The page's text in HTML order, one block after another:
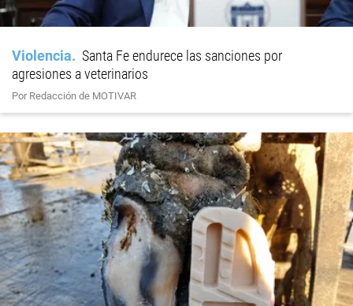
Violencia
Santa Fe endurece las sanciones por
agresiones a veterinarios
Por Redacción de MOTIVAR